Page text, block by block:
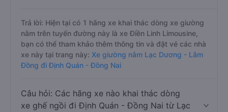
Trả lời: Hiện tại có 1 hãng xe khai thác dòng xe giường
nằm trên tuyến đường này là xe Điền Linh Limousine,
bạn có thể tham khảo thêm thông tin và đặt vé các nhà
xe này tại trang này: Xe giường nằm Lạc Dương - Lâm
Đồng đi Định Quán - Đồng Nai
Câu hỏi: Các hãng xe nào khai thác dòng
xe ghế ngồi đi Định Quán - Đồng Nai từ Lạc